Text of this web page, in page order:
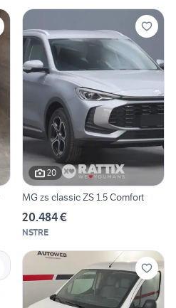
20
MG zs classic ZS 1.5 Comfort
20.484 €
NSTRE